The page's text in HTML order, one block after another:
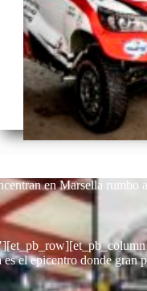
en Marsella rumbo
el epicentro donde gran